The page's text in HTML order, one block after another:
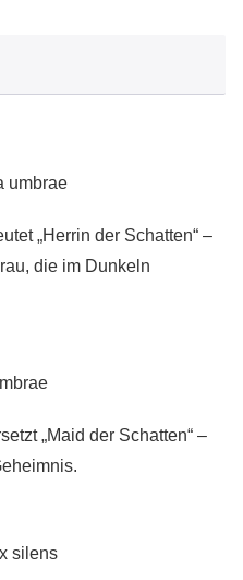
umbrae
„Herrin der Schatten“ –
die im Dunkeln
„Maid der Schatten“ –
silens